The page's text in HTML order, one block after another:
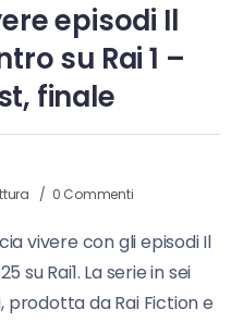
episodi Il
su Rai 1 –
finale
0 Commenti
vivere con gli episodi Il
su Rai1. La serie in sei
prodotta da Rai Fiction e